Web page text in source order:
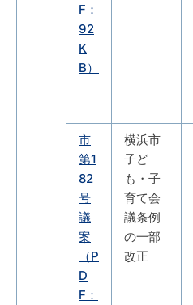
F：
92
K
B）
市
第1
82
号
議
案
（P
D
F：
横浜市
子ど
も・子
育て会
議条例
の一部
改正